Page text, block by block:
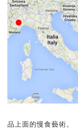
品上面的慢食藝術。